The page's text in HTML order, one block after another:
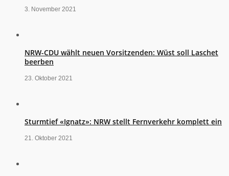
3. November 2021
NRW-CDU wählt neuen Vorsitzenden: Wüst soll Laschet
beerben
23. Oktober 2021
Sturmtief «Ignatz»: NRW stellt Fernverkehr komplett ein
21. Oktober 2021